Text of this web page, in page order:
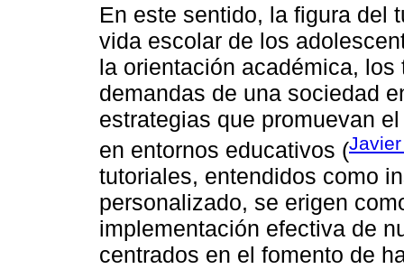
En este sentido, la figura del
vida escolar de los
la orientación académica,
demandas de una sociedad
estrategias que promuevan
en entornos educativos (
tutoriales, entendidos como
personalizado, se erigen
implementación efectiva de
centrados en el fomento de